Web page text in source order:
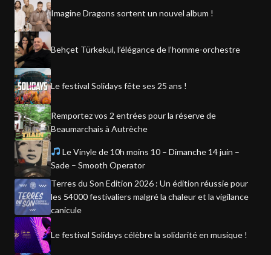
Imagine Dragons sortent un nouvel album !
Behçet Türkekul, l’élégance de l’homme-orchestre
Le festival Solidays fête ses 25 ans !
Remportez vos 2 entrées pour la réserve de
Beaumarchais à Autrèche
Le Vinyle de 10h moins 10 – Dimanche 14 juin –
Sade – Smooth Operator
Terres du Son Edition 2026 : Un édition réussie pour
les 54000 festivaliers malgré la chaleur et la vigilance
canicule
Le festival Solidays célèbre la solidarité en musique !